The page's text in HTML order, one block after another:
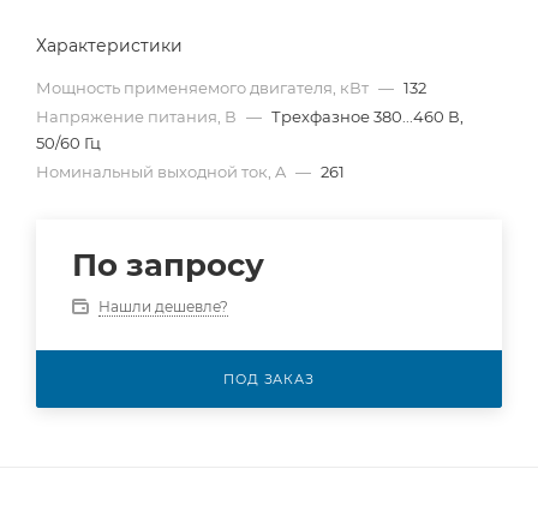
Характеристики
Мощность применяемого двигателя, кВт — 132
Напряжение питания, В — Трехфазное 380...460 В,
50/60 Гц
Номинальный выходной ток, A — 261
По запросу
Нашли дешевле?
ПОД ЗАКАЗ